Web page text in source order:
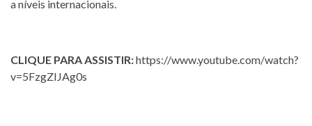
a níveis internacionais.
CLIQUE PARA ASSISTIR:https://www.youtube.com/watch?
v=5FzgZIJAg0s